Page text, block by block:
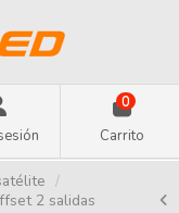
0
Carrito
2 salidas